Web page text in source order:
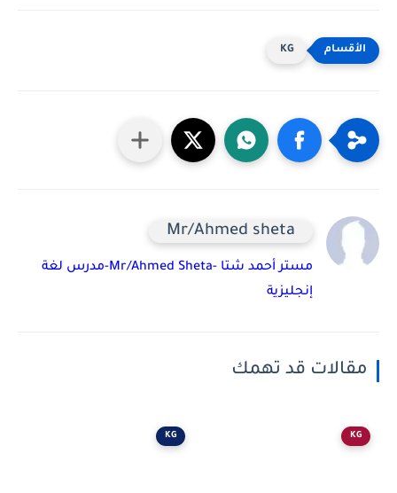
KG
Mr/Ahmed sheta
مستر أحمد شتا -Mr/Ahmed Sheta-مدرس لغة
إنجليزية
مقالات قد تهمك
KG
KG